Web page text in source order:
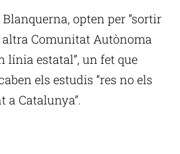
Blanquerna, opten per “sortir
Comunitat Autònoma
línia estatal”, un fet que
els estudis “res no els
Catalunya”.